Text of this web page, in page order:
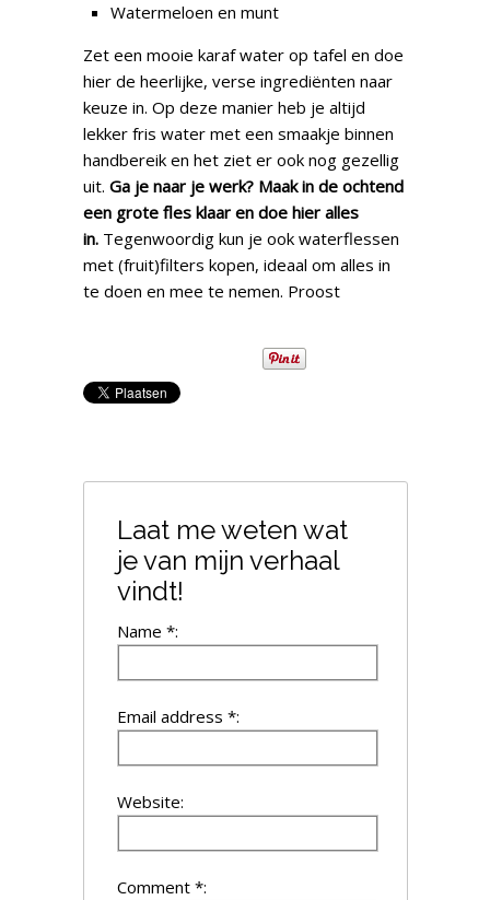
Watermeloen en munt
Zet een mooie karaf water op tafel en doe
hier de heerlijke, verse ingrediënten naar
keuze in. Op deze manier heb je altijd
lekker fris water met een smaakje binnen
handbereik en het ziet er ook nog gezellig
uit.Ga je naar je werk? Maak in de ochtend
een grote fles klaar en doe hier alles
in. Tegenwoordig kun je ook waterflessen
met (fruit)filters kopen, ideaal om alles in
te doen en mee te nemen. Proost
Laat me weten wat
je van mijn verhaal
vindt!
Name *:
Email address *:
Website:
Comment *: